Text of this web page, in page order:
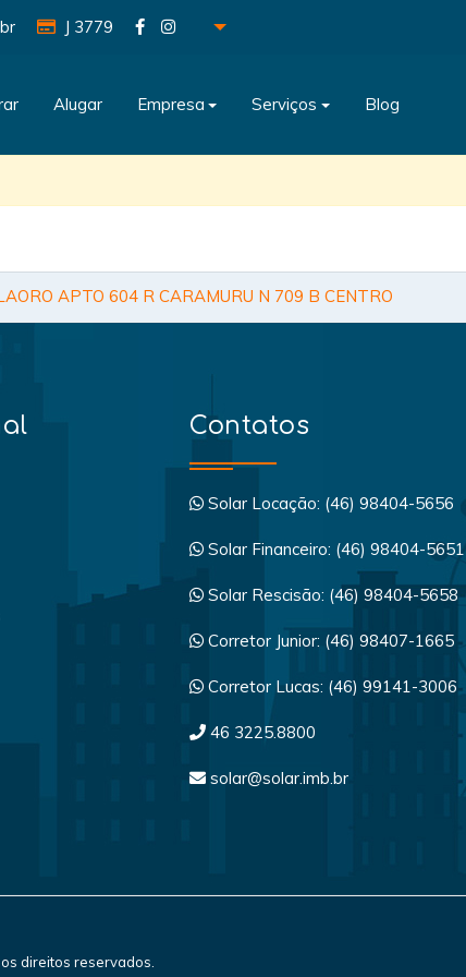
J 3779
Alugar Empresa Serviços Blog
APTO 604 R CARAMURU N 709 B CENTRO
Contatos
Solar Locação: (46) 98404-5656
Solar Financeiro: (46) 98404-5651
Solar Rescisão: (46) 98404-5658
Corretor Junior: (46) 98407-1665
Corretor Lucas: (46) 99141-3006
46 3225.8800
solar@solar.imb.br
direitos reservados.